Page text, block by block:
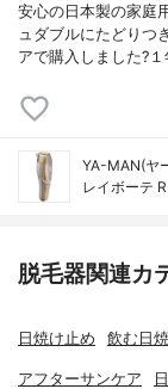
安心の日本製の家庭
ュダブルにたどりつ
アで購入しました?
YA-MAN(ヤ
レイボーテ
脱毛器関連カ
日焼け止め 飲む日
アフターサンケア